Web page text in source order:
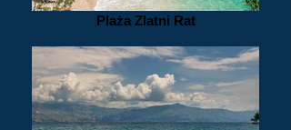
Plaża Zlatni Rat